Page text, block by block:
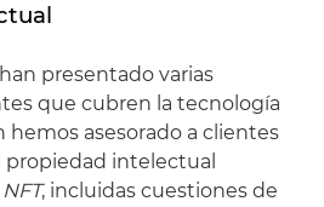
presentado varias
que cubren la tecnología
hemos asesorado a clientes
intelectual
NFT, incluidas cuestiones de